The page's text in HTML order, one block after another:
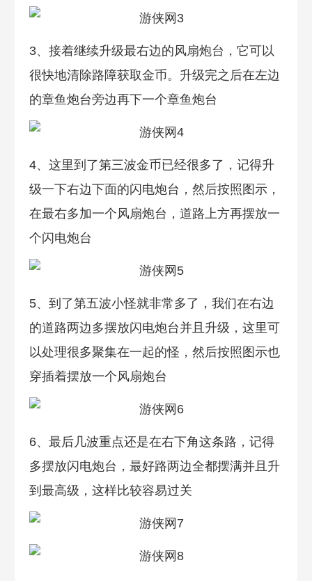
3、接着继续升级最右边的风扇炮台，它可以
很快地清除路障获取金币。升级完之后在左边
的章鱼炮台旁边再下一个章鱼炮台
4、这里到了第三波金币已经很多了，记得升
级一下右边下面的闪电炮台，然后按照图示，
在最右多加一个风扇炮台，道路上方再摆放一
个闪电炮台
5、到了第五波小怪就非常多了，我们在右边
的道路两边多摆放闪电炮台并且升级，这里可
以处理很多聚集在一起的怪，然后按照图示也
穿插着摆放一个风扇炮台
6、最后几波重点还是在右下角这条路，记得
多摆放闪电炮台，最好路两边全都摆满并且升
到最高级，这样比较容易过关